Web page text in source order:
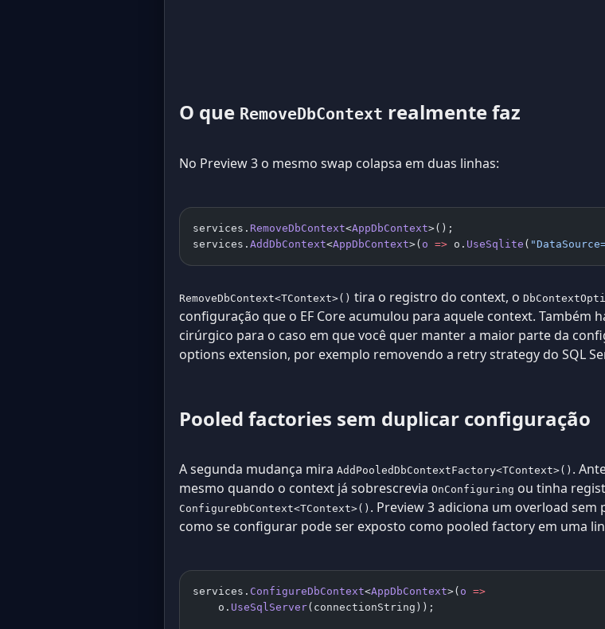
O que RemoveDbContext realmente faz
No Preview 3 o mesmo swap colapsa em duas linhas:
services. RemoveDbContext<AppDbContext>();
services. AddDbContext<AppDbContext>( o => o. UseSqlite (
RemoveDbContext<TContext>() tira o registro do context, o
configuração que o EF Core acumulou para aquele context. Também
cirúrgico para o caso em que você quer manter a maior parte da
options extension, por exemplo removendo a retry strategy do SQL
Pooled factories sem duplicar configuração
A segunda mudança mira AddPooledDbContextFactory<TContext>() .
mesmo quando o context já sobrescrevia OnConfiguring ou tinha
ConfigureDbContext<TContext>() . Preview 3 adiciona um overload
como se configurar pode ser exposto como pooled factory em uma
services. ConfigureDbContext<AppDbContext>( o =>
    o.
UseSqlServer(connectionString));